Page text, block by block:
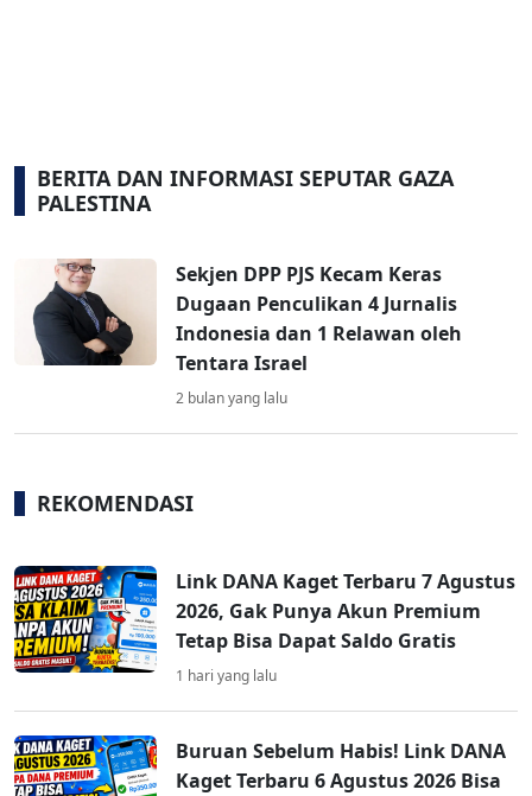
BERITA DAN INFORMASI SEPUTAR GAZA
PALESTINA
Sekjen DPP PJS Kecam Keras
Dugaan Penculikan 4 Jurnalis
Indonesia dan 1 Relawan oleh
Tentara Israel
2 bulan yang lalu
REKOMENDASI
Link DANA Kaget Terbaru 7 Agustus
2026, Gak Punya Akun Premium
Tetap Bisa Dapat Saldo Gratis
1 hari yang lalu
Buruan Sebelum Habis! Link DANA
Kaget Terbaru 6 Agustus 2026 Bisa